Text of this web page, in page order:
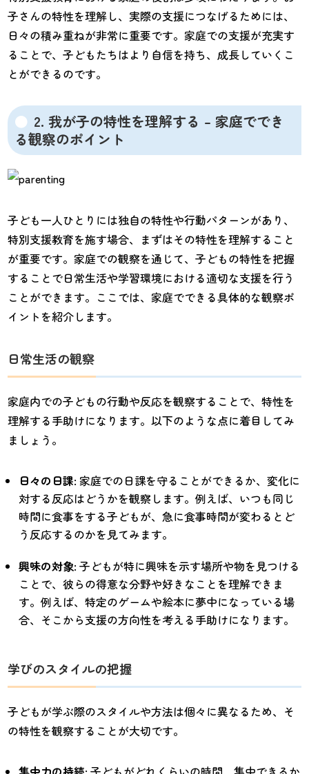
子さんの特性を理解し、実際の支援につなげるためには、
日々の積み重ねが非常に重要です。家庭での支援が充実す
ることで、子どもたちはより自信を持ち、成長していくこ
とができるのです。
2. 我が子の特性を理解する – 家庭ででき
る観察のポイント
子ども一人ひとりには独自の特性や行動パターンがあり、
特別支援教育を施す場合、まずはその特性を理解すること
が重要です。家庭での観察を通じて、子どもの特性を把握
することで日常生活や学習環境における適切な支援を行う
ことができます。ここでは、家庭でできる具体的な観察ポ
イントを紹介します。
日常生活の観察
家庭内での子どもの行動や反応を観察することで、特性を
理解する手助けになります。以下のような点に着目してみ
ましょう。
日々の日課: 家庭での日課を守ることができるか、変化に
対する反応はどうかを観察します。例えば、いつも同じ
時間に食事をする子どもが、急に食事時間が変わるとど
う反応するのかを見てみます。
興味の対象: 子どもが特に興味を示す場所や物を見つける
ことで、彼らの得意な分野や好きなことを理解できま
す。例えば、特定のゲームや絵本に夢中になっている場
合、そこから支援の方向性を考える手助けになります。
学びのスタイルの把握
子どもが学ぶ際のスタイルや方法は個々に異なるため、そ
の特性を観察することが大切です。